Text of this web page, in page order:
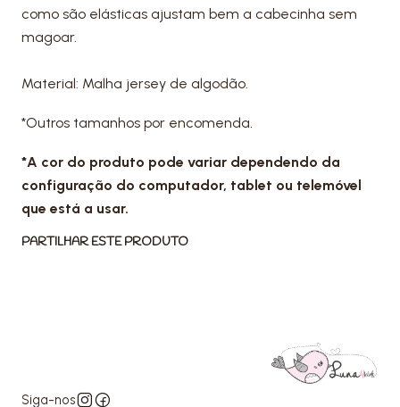
como são elásticas ajustam bem a cabecinha sem
magoar.
Material: Malha jersey de algodão.
*Outros tamanhos por encomenda.
*A cor do produto pode variar dependendo da
configuração do computador, tablet ou telemóvel
que está a usar.
PARTILHAR ESTE PRODUTO
Siga-nos